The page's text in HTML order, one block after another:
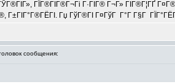
ГЇГ®ГІГ®Г¬Гі Г·ГІГ® Г¬Г» ГІГ®Г¦ГҐ
Г±ГІГ°Г®ГЁГІ. Гџ ГўГ®ГІ Г¤ГўГ Г°Г Г§Г
сообщения: